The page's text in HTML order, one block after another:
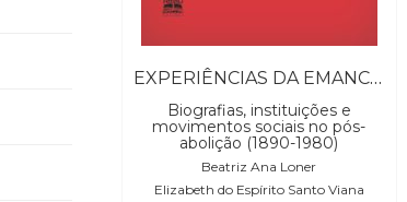
EXPERIÊNCIAS DA EMANCIPAÇÃO
Biografias, instituições e
movimentos sociais no pós-
abolição (1890-1980)
Beatriz Ana Loner
Elizabeth do Espírito Santo Viana